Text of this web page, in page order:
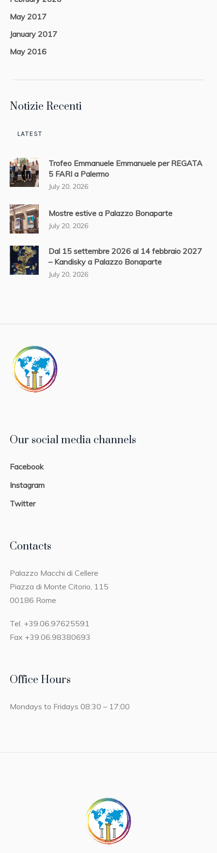
May 2017
January 2017
May 2016
Notizie Recenti
LATEST
Trofeo Emmanuele Emmanuele per REGATA
5 FARI a Palermo
July 20, 2026
Mostre estive a Palazzo Bonaparte
July 20, 2026
Dal 15 settembre 2026 al 14 febbraio 2027
– Kandisky a Palazzo Bonaparte
July 20, 2026
Our social media channels
Facebook
Instagram
Twitter
Contacts
Palazzo Macchi di Cellere
Piazza di Monte Citorio, 115
00186 Rome
Tel. +39.06.97625591
Fax +39.06.98380693
Office Hours
Mondays to Fridays 08:30 – 17:00